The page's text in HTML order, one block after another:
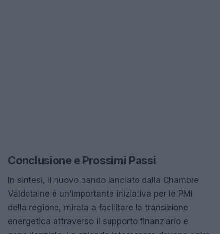
Conclusione e Prossimi Passi
In sintesi, il nuovo bando lanciato dalla Chambre
Valdotaine è un’importante iniziativa per le PMI
della regione, mirata a facilitare la transizione
energetica attraverso il supporto finanziario e